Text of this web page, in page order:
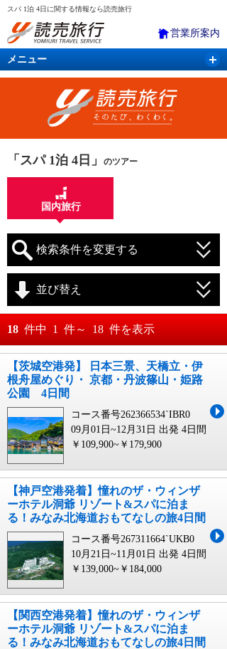
スパ 1泊 4日に関する情報なら読売旅行
営業所案内
メニュー
国内旅行 バスツアー 海外旅行
「スパ 1泊 4日」 のツアー
国内旅行
検索条件を変更する
月 日～
月
並び替え
おすすめ順
料金が安い順
料金が高い順
18 件中 1 件～ 18 件を表示
【茨城空港発】 日本三景、天橋立・伊
根舟屋めぐり・ 京都・丹波篠山・姫路
公園 4日間
コース番号262366534`IBR0
09月01日~12月31日 出発 4日間
￥109,900~￥179,900
【神戸空港発着】憧れのザ・ウィンザ
ーホテル洞爺 リゾート&スパに泊ま
る！みなみ北海道おもてなしの旅4日間
コース番号267311664`UKB0
10月21日~11月01日 出発 4日間
￥139,000~￥184,000
【関西空港発着】憧れのザ・ウィンザ
ーホテル洞爺 リゾート&スパに泊ま
る！みなみ北海道おもてなしの旅4日間